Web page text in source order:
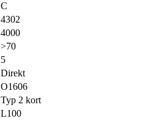
C
4302
4000
>70
5
Direkt
O1606
Typ 2 kort
L100